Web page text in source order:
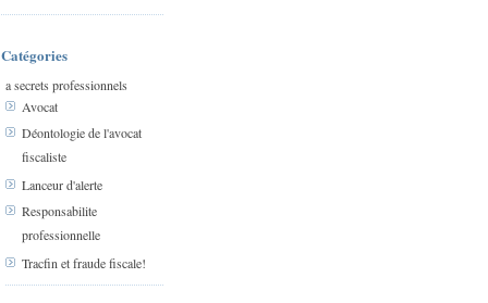
Catégories
a secrets professionnels
Avocat
Déontologie de l'avocat
fiscaliste
Lanceur d'alerte
Responsabilite
professionnelle
Tracfin et fraude fiscale!